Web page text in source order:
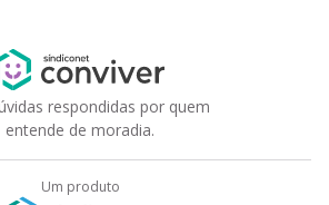
respondidas por quem
entende de moradia.
Um produto